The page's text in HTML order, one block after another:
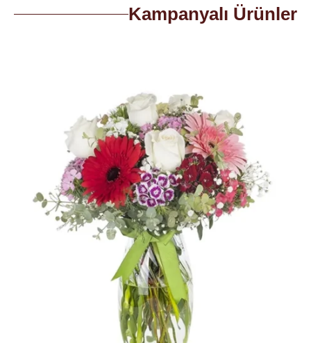
Kampanyalı Ürünler